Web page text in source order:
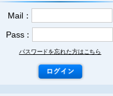
Mail：
Pass：
パスワードを忘れた方はこちら